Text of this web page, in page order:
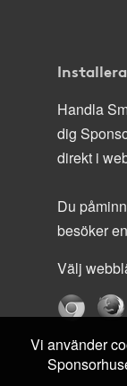
Handla
dig
direkt i
Du
besöker
Välj
Vi använder